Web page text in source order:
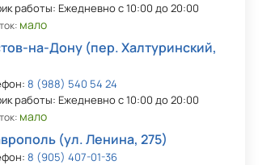
работы: Ежедневно с 10:00 до 20:00
мало
на-Дону (пер. Халтуринский,
8 (988) 540 54 24
работы: Ежедневно с 10:00 до 20:00
мало
(ул. Ленина, 275)
8 (905) 407-01-36